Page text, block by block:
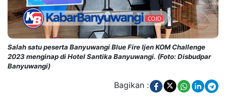
Salah satu peserta Banyuwangi Blue Fire Ijen KOM Challenge
2023 menginap di Hotel Santika Banyuwangi. (Foto: Disbudpar
Banyuwangi)
Bagikan :